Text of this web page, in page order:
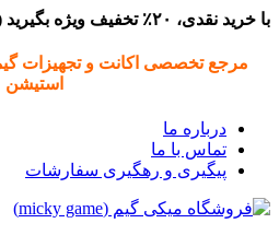
با خرید نقدی، ۲۰٪ تخفیف ویژه بگیرید (
مرجع تخصصی اکانت و تجهیزات
استیشن
درباره ما
تماس با ما
پیگیری و رهگیری سفارشات